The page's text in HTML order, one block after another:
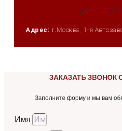
Whatsapp
Адрес: г.Москва, 1-я
ЗАКАЗАТЬ ЗВОНОК
Заполните форму и мы вам
Имя